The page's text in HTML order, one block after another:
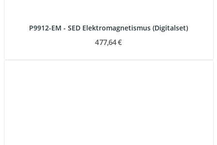
P9912-EM - SED Elektromagnetismus (Digitalset)
477,64 €